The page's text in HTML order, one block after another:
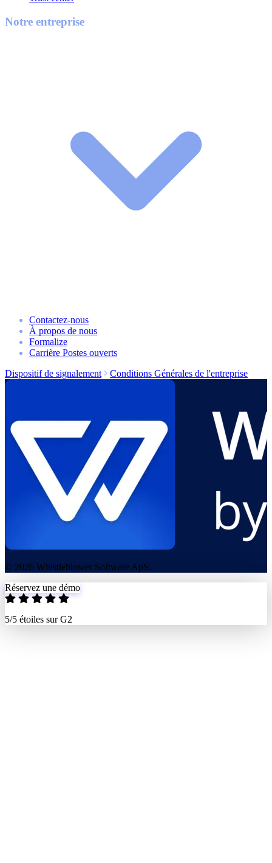
Notre entreprise
Contactez-nous
À propos de nous
Formalize
Carrière Postes ouverts
Dispositif de signalement
Conditions Générales de l'entreprise
© 2026 Whistleblower Software ApS.
Réservez une démo
5/5 étoiles sur G2